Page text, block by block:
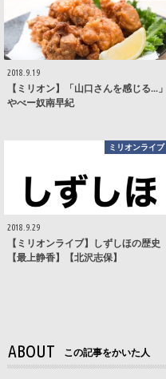
2018.9.19
【ミリオン】「山口さんを感じる...」
やべー奴南早紀
ミリオンライブ
2018.9.29
【ミリオンライブ】しずしほの歴史
【最上静香】【北沢志保】
ABOUT この記事をかいた人